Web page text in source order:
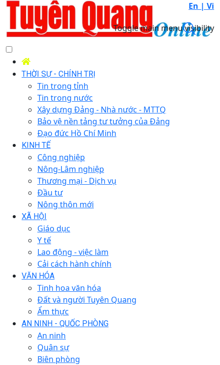
En | Vi
Toggle main menu visibility
THỜI SỰ - CHÍNH TRỊ
Tin trong tỉnh
Tin trong nước
Xây dựng Đảng - Nhà nước - MTTQ
Bảo vệ nền tảng tư tưởng của Đảng
Đạo đức Hồ Chí Minh
KINH TẾ
Công nghiệp
Nông-Lâm nghiệp
Thương mại - Dịch vụ
Đầu tư
Nông thôn mới
XÃ HỘI
Giáo dục
Y tế
Lao động - việc làm
Cải cách hành chính
VĂN HÓA
Tinh hoa văn hóa
Đất và người Tuyên Quang
Ẩm thực
AN NINH - QUỐC PHÒNG
An ninh
Quân sự
Biên phòng